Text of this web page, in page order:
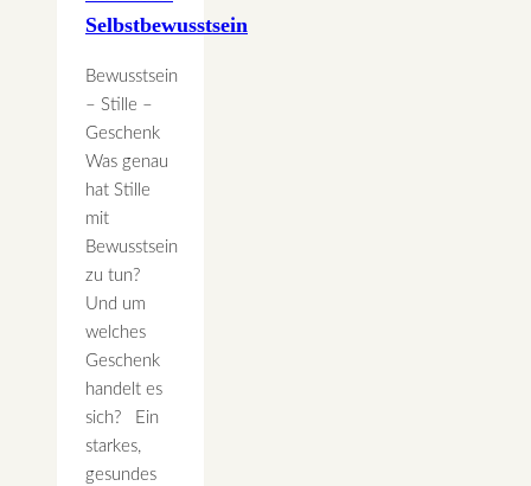
Selbstbewusstsein
Bewusstsein
– Stille –
Geschenk
Was genau
hat Stille
mit
Bewusstsein
zu tun?
Und um
welches
Geschenk
handelt es
sich? Ein
starkes,
gesundes